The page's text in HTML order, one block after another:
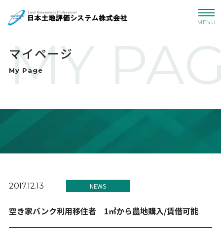
MENU
MY
マイページ
My Page
2017.12.13 NEWS
空き家バンク利用移住者 1㎡から農地購入/賃借可能